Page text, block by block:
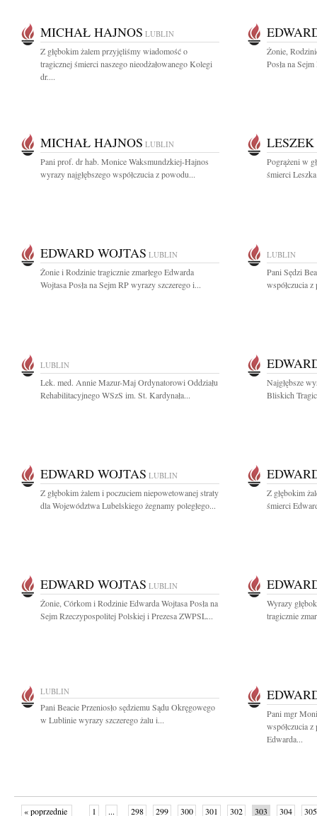
MICHAŁ HAJNOS LUBLIN
Z głębokim żalem przyjęliśmy wiadomość o
tragicznej śmierci naszego nieodżałowanego Kolegi
dr....
Żonie,
Posła na
MICHAŁ HAJNOS LUBLIN
Pani prof. dr hab. Monice Waksmundzkiej-Hajnos
wyrazy najgłębszego współczucia z powodu...
Pogrążeni w
śmierci
EDWARD WOJTAS LUBLIN
Żonie i Rodzinie tragicznie zmarłego Edwarda
Wojtasa Posła na Sejm RP wyrazy szczerego i...
LUBLIN
Pani Sędzi
współczucia
LUBLIN
Lek. med. Annie Mazur-Maj Ordynatorowi Oddziału
Rehabilitacyjnego WSzS im. St. Kardynała...
Najgłębsze
Bliskich
EDWARD WOJTAS LUBLIN
Z głębokim żalem i poczuciem niepowetowanej straty
dla Województwa Lubelskiego żegnamy poległego...
Z głębokim
śmierci
EDWARD WOJTAS LUBLIN
Żonie, Córkom i Rodzinie Edwarda Wojtasa Posła na
Sejm Rzeczypospolitej Polskiej i Prezesa ZWPSL...
Wyrazy
tragicznie
LUBLIN
Pani Beacie Przeniosło sędziemu Sądu Okręgowego
w Lublinie wyrazy szczerego żalu i...
Pani mgr
współczucia
Edwarda...
« poprzednie 1 ... 298 299 300 301 302 303 304 305